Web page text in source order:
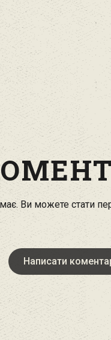
Ви можете стати
Написати